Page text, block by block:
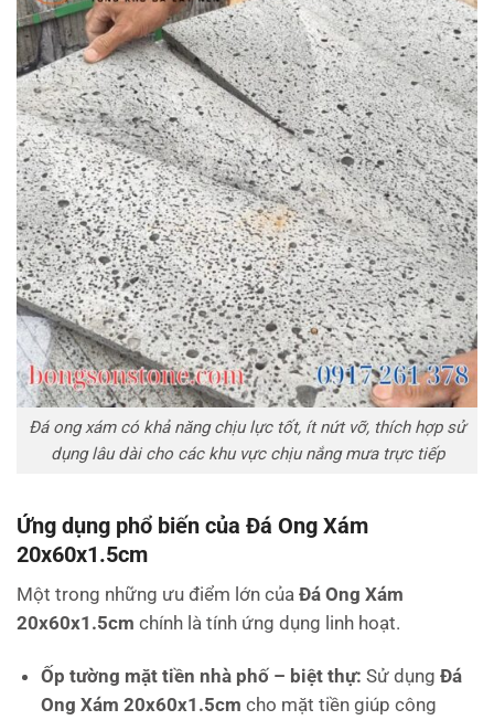
Đá ong xám có khả năng chịu lực tốt, ít nứt vỡ, thích hợp sử
dụng lâu dài cho các khu vực chịu nắng mưa trực tiếp
Ứng dụng phổ biến của Đá Ong Xám
20x60x1.5cm
Một trong những ưu điểm lớn của Đá Ong Xám
20x60x1.5cm chính là tính ứng dụng linh hoạt.
Ốp tường mặt tiền nhà phố – biệt thự: Sử dụng Đá
Ong Xám 20x60x1.5cm cho mặt tiền giúp công